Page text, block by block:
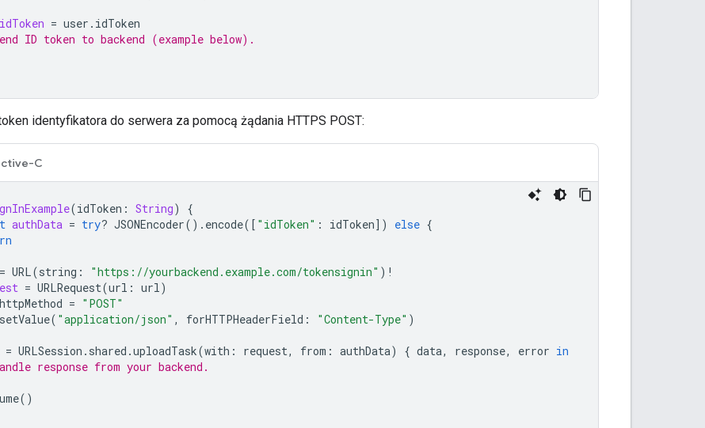
idToken = user . idToken
ID token to backend (example below).
identyfikatora do serwera za pomocą żądania HTTPS POST:
C
(idToken : String)
{
authData = try? JSONEncoder(). encode([ "idToken" : idToken]) else {
= URL(string : "https://yourbackend.example.com/tokensignin" ) !
= URLRequest(url : url)
httpMethod = "POST"
setValue( "application/json" , forHTTPHeaderField : "Content-Type" )
= URLSession . shared .uploadTask(with : request, from : authData) { data, response, error in
response from your backend.
()